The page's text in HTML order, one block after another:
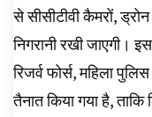
से सीसीटीवी कैमरों,
निगरानी रखी जाएगी।
रिजर्व फोर्स, महिला
तैनात किया गया है, ताकि